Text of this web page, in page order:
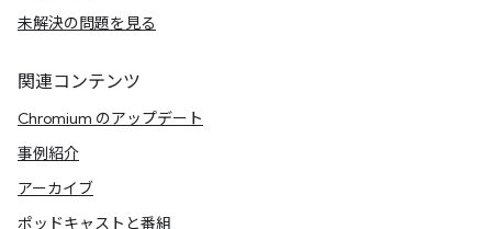
未解決の問題を見る
関連コンテンツ
Chromium のアップデート
事例紹介
アーカイブ
ポッドキャストと番組